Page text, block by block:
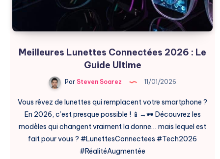
Meilleures Lunettes Connectées 2026 : Le
Guide Ultime
Par Steven Soarez 11/01/2026
Vous rêvez de lunettes qui remplacent votre smartphone ?
En 2026, c’est presque possible ! 📱→🕶️ Découvrez les
modèles qui changent vraiment la donne… mais lequel est
fait pour vous ? #LunettesConnectees #Tech2026
#RéalitéAugmentée